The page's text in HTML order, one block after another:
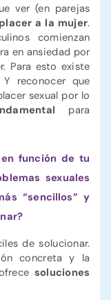
ver (en parejas
a la mujer.
comienzan
en ansiedad por
Para esto existe
reconocer que
sexual por lo
para
función de tu
sexuales
“sencillos” y
de solucionar.
concreta y la
soluciones